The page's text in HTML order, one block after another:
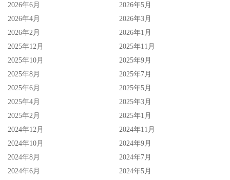
答案是未必，因为一个经纪人要管的女艺人不只一个，如果
2026年6月
2026年5月
2026年4月
2026年3月
2026年2月
2026年1月
2025年12月
2025年11月
2025年10月
2025年9月
2025年8月
2025年7月
2025年6月
2025年5月
2025年4月
2025年3月
2025年2月
2025年1月
2024年12月
2024年11月
2024年10月
2024年9月
2024年8月
2024年7月
2024年6月
2024年5月